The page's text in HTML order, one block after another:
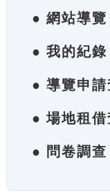
● 網站導覽
● 我的紀錄
● 導覽申請
● 場地租借
● 問卷調查